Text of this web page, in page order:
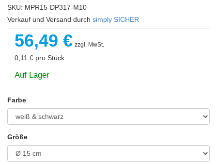
SKU: MPR15-DP317-M10
Verkauf und Versand durch simply SICHER
56,49 € zzgl. MwSt.
0,11 € pro Stück
Auf Lager
Farbe
Größe